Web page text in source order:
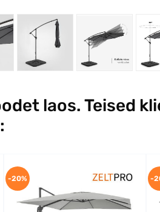
laos. Teised
-20% -